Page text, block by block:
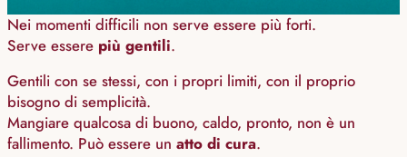
Nei momenti difficili non serve essere più forti.
Serve essere più gentili.
Gentili con se stessi, con i propri limiti, con il proprio
bisogno di semplicità.
Mangiare qualcosa di buono, caldo, pronto, non è un
fallimento. Può essere un atto di cura.